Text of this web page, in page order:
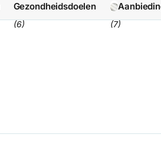
Gezondheidsdoelen
(6) (7)